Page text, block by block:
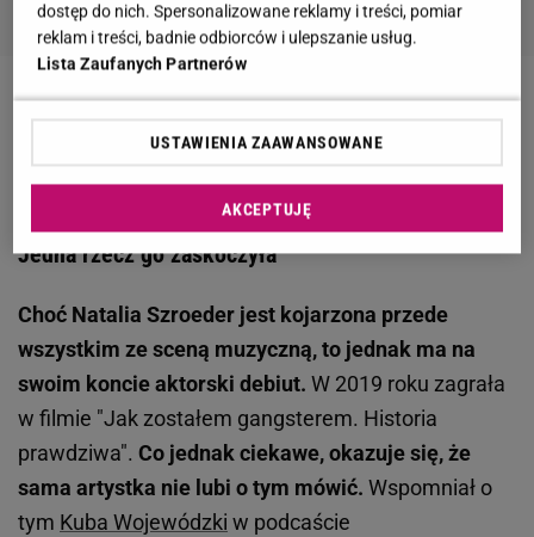
tego przedmiotu. Nie zgadniecie!
Marcin Kowalczyk wspomniał o Natalii Szroeder.
Jedna rzecz go zaskoczyła
Choć Natalia Szroeder jest kojarzona przede
wszystkim ze sceną muzyczną, to jednak ma na
swoim koncie aktorski debiut. W 2019 roku zagrała
w filmie "Jak zostałem gangsterem. Historia
prawdziwa". Co jednak ciekawe, okazuje się, że
sama artystka nie lubi o tym mówić. Wspomniał o
tym Kuba Wojewódzki w podcaście
dostęp do nich. Spersonalizowane reklamy i treści, pomiar
reklam i treści, badnie odbiorców i ulepszanie usług.
Lista Zaufanych Partnerów
USTAWIENIA ZAAWANSOWANE
AKCEPTUJĘ